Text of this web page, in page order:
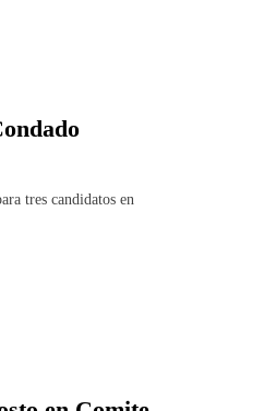
tres candidatos en